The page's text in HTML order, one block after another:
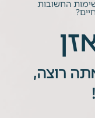
החשובות
רוצה,